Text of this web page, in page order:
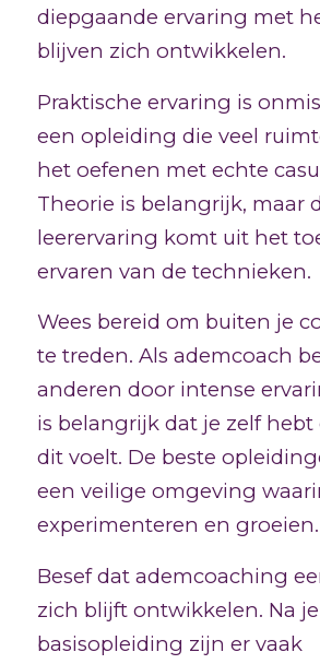
diepgaande ervaring met
blijven zich ontwikkelen.
Praktische ervaring is
een opleiding die veel
het oefenen met echte
Theorie is belangrijk, maar
leerervaring komt uit het
ervaren van de technieken.
Wees bereid om buiten je
te treden. Als ademcoach
anderen door intense
is belangrijk dat je zelf hebt
dit voelt. De beste
een veilige omgeving
experimenteren en groeien.
Besef dat ademcoaching
zich blijft ontwikkelen. Na je
basisopleiding zijn er vaak